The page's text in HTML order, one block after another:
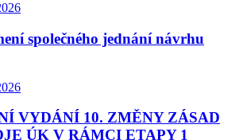
společného jednání návrhu
VYDÁNÍ 10. ZMĚNY ZÁSAD
ÚK V RÁMCI ETAPY 1